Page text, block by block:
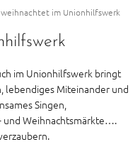
weihnachtet im Unionhilfswerk
im Unionhilfswerk bringt
lebendiges Miteinander und
Singen,
und Weihnachtsmärkte….